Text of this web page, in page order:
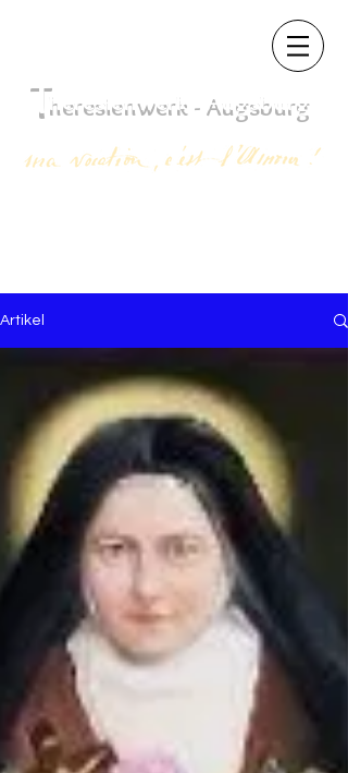
Theresienwerk - Augsburg
Artikel